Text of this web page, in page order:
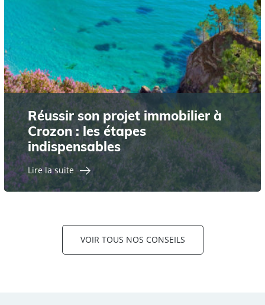
Réussir son projet immobilier à
Crozon : les étapes
indispensables
Lire la suite
VOIR TOUS NOS CONSEILS